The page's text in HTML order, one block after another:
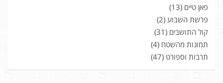
פאן טיים (13)
פרשת השבוע (2)
קול התושבים (31)
תמונות מהשטח (4)
תרבות וספורט (47)